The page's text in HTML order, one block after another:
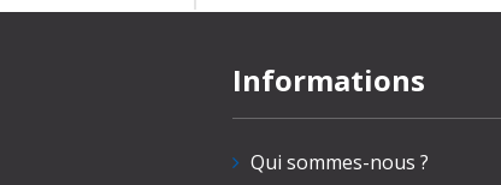
Informations
Qui sommes-nous ?